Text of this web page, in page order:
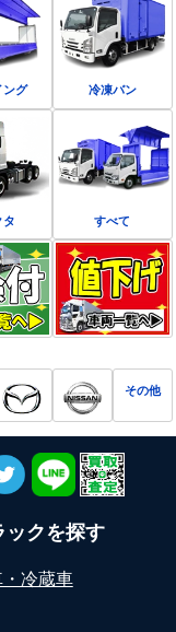
ング 冷凍バン
タ すべて
その他
ックを探す
冷蔵車